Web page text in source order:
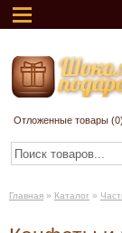
Отложенные товары (0)
Главная » Каталог »